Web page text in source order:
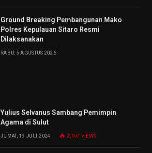
Ground Breaking Pembangunan Mako
Polres Kepulauan Sitaro Resmi
Dilaksanakan
RABU, 5 AGUSTUS 2026
Yulius Selvanus Sambang Pemimpin
Agama di Sulut
JUMAT, 19 JULI 2024 2,107 VIEWS